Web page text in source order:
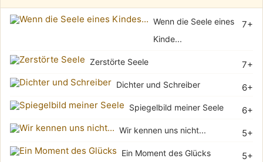
7+
Wenn die Seele eines
Kinde...
7+
Zerstörte Seele
6+
Dichter und Schreiber
6+
Spiegelbild meiner Seele
5+
Wir kennen uns nicht...
5+
Ein Moment des Glücks